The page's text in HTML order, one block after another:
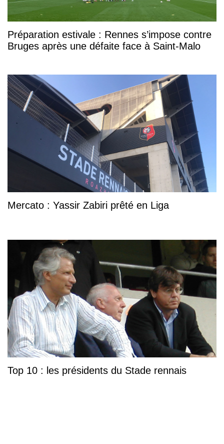
Préparation estivale : Rennes s’impose contre
Bruges après une défaite face à Saint-Malo
Mercato : Yassir Zabiri prêté en Liga
Top 10 : les présidents du Stade rennais